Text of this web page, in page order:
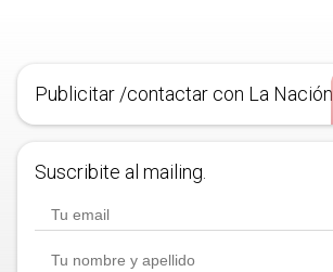
Publicitar /contactar con La Nación
Suscribite al mailing.